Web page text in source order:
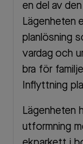
en del av
Lägenheten
planlösning
vardag och
bra för
Inflyttning
Lägenheten
utformning